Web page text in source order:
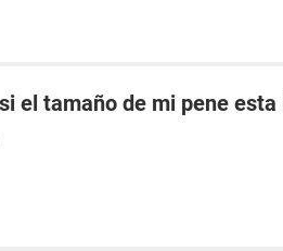
el tamaño de mi pene esta